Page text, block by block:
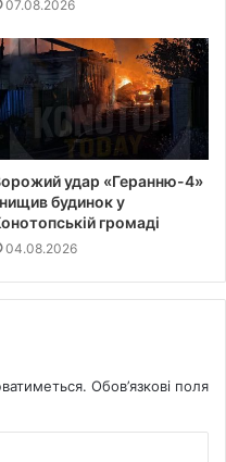
07.08.2026
удар «Геранню-4»
будинок у
громаді
04.08.2026
Обов’язкові поля